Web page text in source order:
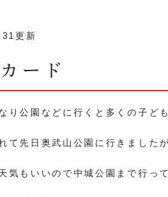
更新
ード
り公園などに行くと多くの子ど
て先日奥武山公園に行きました
気もいいので中城公園まで行っ